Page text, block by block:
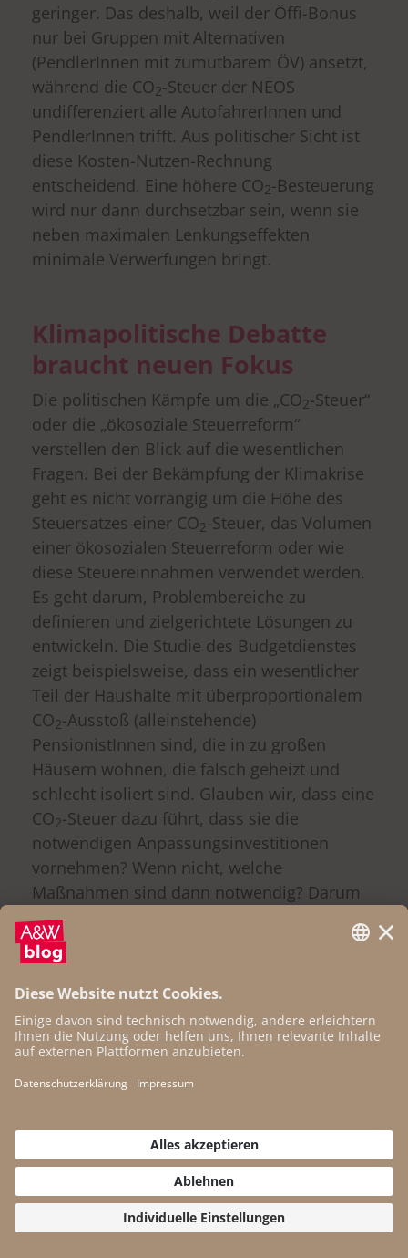
geringer. Das deshalb, weil der Öffi-Bonus
nur bei Gruppen mit Alternativen
(PendlerInnen mit zumutbarem ÖV) ansetzt,
während die CO2-Steuer der NEOS
undifferenziert alle AutofahrerInnen und
PendlerInnen trifft. Aus politischer Sicht ist
diese Kosten-Nutzen-Rechnung
entscheidend. Eine höhere CO2-Besteuerung
wird nur dann durchsetzbar sein, wenn sie
neben maximalen Lenkungseffekten
minimale Verwerfungen bringt.
Klimapolitische Debatte
braucht neuen Fokus
Die politischen Kämpfe um die „CO2-Steuer“
oder die „ökosoziale Steuerreform“
verstellen den Blick auf die wesentlichen
Fragen. Bei der Bekämpfung der Klimakrise
geht es nicht vorrangig um die Höhe des
Steuersatzes einer CO2-Steuer, das Volumen
einer ökosozialen Steuerreform oder wie
diese Steuereinnahmen verwendet werden.
Es geht darum, Problembereiche zu
definieren und zielgerichtete Lösungen zu
entwickeln. Die Studie des Budgetdienstes
zeigt beispielsweise, dass ein wesentlicher
Teil der Haushalte mit überproportionalem
CO2-Ausstoß (alleinstehende)
PensionistInnen sind, die in zu großen
Häusern wohnen, die falsch geheizt und
schlecht isoliert sind. Glauben wir, dass eine
CO2-Steuer dazu führt, dass sie die
notwendigen Anpassungsinvestitionen
vornehmen? Wenn nicht, welche
Maßnahmen sind dann notwendig? Darum
müsste es gehen. Wir brauchen einen neuen
Fokus in der Debatte. Wie bringen wir den
Güterverkehr auf die Schiene? Wie bringen
wir die PendlerInnen in die Öffis? Wie
schaffen wir den Ausstieg aus den 600.000
Ölheizungen, die in Österreich immer noch
mit weniger energieintensivem Kunstdünger
ohne Koks? Überall wird es darum gehen,
wie die Politik die notwendigen
Anpassungsinvestitionen vorantreiben kann
– öffentlich wie privat. Im Rahmen eines
umfassenden Maßnahmenpakets wird man